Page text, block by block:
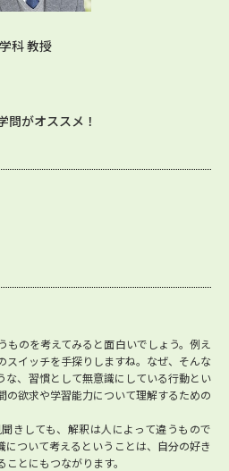
科 教授
問がオススメ！
ものを考えてみると面白いでしょう。例え
スイッチを手探りしますね。なぜ、そんな
な、習慣として無意識にしている行動とい
の欲求や学習能力について理解するための
きしても、解釈は人によって違うもので
について考えるということは、自分の好き
とにもつながります。